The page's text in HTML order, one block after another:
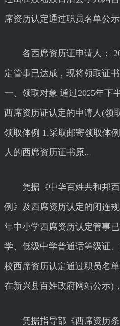
席资历认定通过职员名单公示
各西席资历证申请人：
定管事已达成，现将领取证
一、领取对象 通过2025年下
西席资历证认定的申请人(领
领取体例 1.采取邮寄领取体
人的西席资历证书原...
凭据《中华百姓共和邦西
例》及西席资历认定的闭连
年中小学西席资历认定管事
学、低级中学普通话等级证
校西席资历认定通过职员名
在新兴县百姓政府网站公示)
凭据指导部《西席资历条